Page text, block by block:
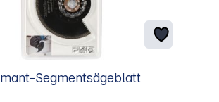
Segmentsägeblatt